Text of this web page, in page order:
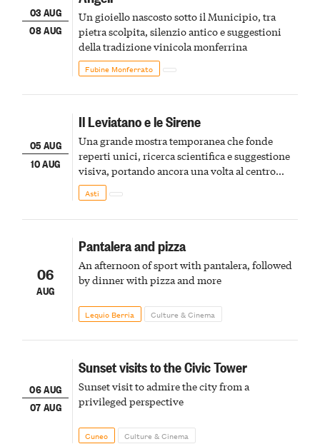
03 AUG
08 AUG
Un gioiello nascosto sotto il Municipio, tra
pietra scolpita, silenzio antico e suggestioni
della tradizione vinicola monferrina
Fubine Monferrato
05 AUG
10 AUG
Il Leviatano e le Sirene
Una grande mostra temporanea che fonde
reperti unici, ricerca scientifica e suggestione
visiva, portando ancora una volta al centro
della scena le meraviglie del passato astigiano
Asti
06
AUG
Pantalera and pizza
An afternoon of sport with pantalera, followed
by dinner with pizza and more
Lequio Berria Culture & Cinema
06 AUG
07 AUG
Sunset visits to the Civic Tower
Sunset visit to admire the city from a
privileged perspective
Cuneo Culture & Cinema